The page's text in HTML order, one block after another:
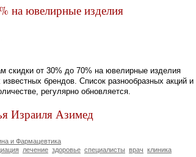
на ювелирные изделия
скидки от 30% до 70% на ювелирные изделия
брендов. Список разнообразных акций и
регулярно обновляется.
Израиля Азимед
и Фармацевтика
лечение здоровье специалисты врач клиника